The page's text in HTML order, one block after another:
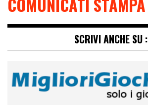
SCRIVI ANCHE SU :